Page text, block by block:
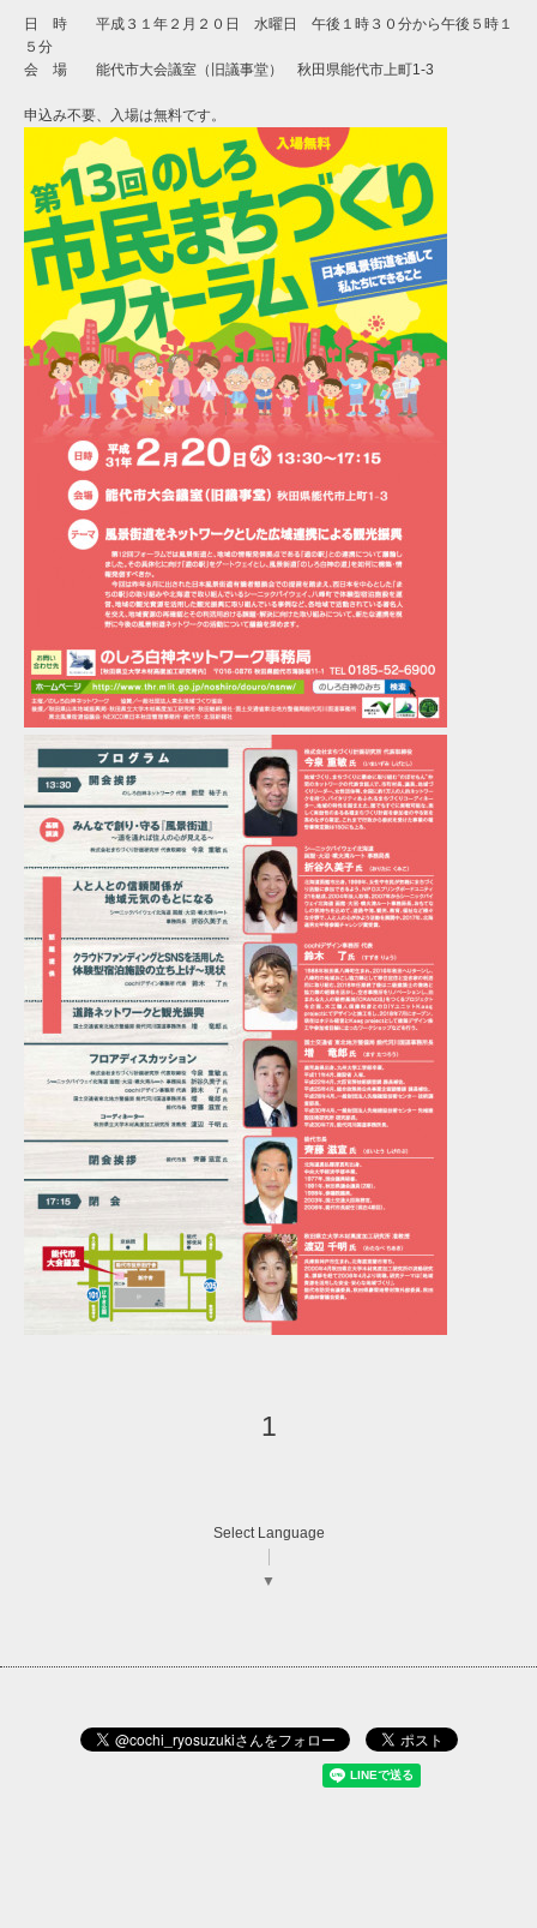
日 時 平成３１年２月２０日 水曜日 午後１時３０分から午後５時１
５分
会 場 能代市大会議室（旧議事堂） 秋田県能代市上町1-3
申込み不要、入場は無料です。
1
Select Language
▼